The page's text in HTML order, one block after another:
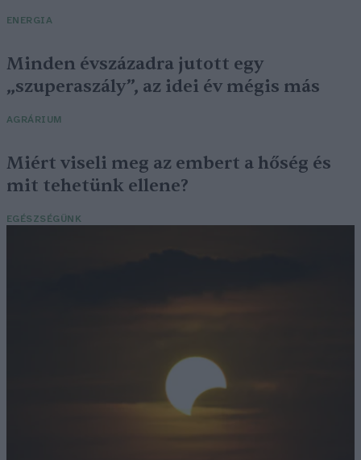
ENERGIA
Minden évszázadra jutott egy
„szuperaszály”, az idei év mégis más
AGRÁRIUM
Miért viseli meg az embert a hőség és
mit tehetünk ellene?
EGÉSZSÉGÜNK